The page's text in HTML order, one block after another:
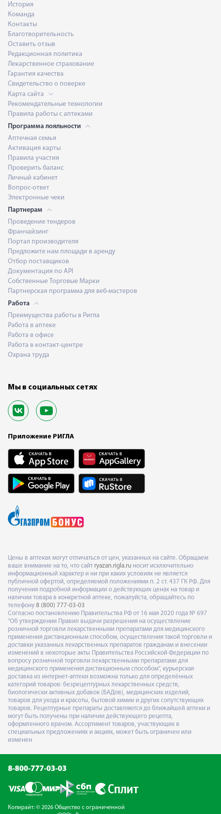
История
Команда
Контакты
Благотворительность
Оставить отзыв
Редакционная политика
Лекарственное страхование
Гарантия качества
Свидетельство о поверке
Карта сайта
Рекомендательные технологии
Правила работы с аптеками
Программа лояльности
Аптечная семья
Активация карты
Правила участия
Проверить баланс
Личный кабинет
Вопрос-ответ
Электронные чеки
Партнерам
Проведение тендеров
Франчайзинг
Портал производителя
Предложите нам площади в аренду
Отбор поставщиков
Документация по API
Собственные Торговые Марки
Партнерская программа для веб-мастеров
Работа
Преимущества работы в Ригла
Работа в аптеке
Работа в офисе
Работа в контакт-центре
Охрана труда
Мы в социальных сетях
Приложение РИГЛА
Цены в аптеках могут отличаться от цен, указанных на сайте. Обращаем
ваше внимание на то, что сайт ryazan.rigla.ru носит исключительно
информационный характер и ни при каких условиях не является
публичной офертой, определяемой положениями п. 2 ст. 437 ГК РФ. Для
получения подробной информации о действующих ценах на товар и
наличии товара в конкретной аптеке, пожалуйста, обращайтесь по
телефону 8 (800) 777-03-03
Согласно постановлению Правительства РФ от 16 мая 2020 года № 697
"Об утверждении Правил выдачи разрешения на осуществление
розничной торговли лекарственными препаратами для медицинского
применения дистанционным способом, осуществления такой торговли и
доставки указанных лекарственных препаратов гражданам и внесении
изменений в некоторые акты Правительства Российской Федерации по
вопросу розничной торговли лекарственными препаратами для
медицинского применения дистанционным способом", курьерская
доставка из интернет-аптеки возможна только для определённых
категорий товаров: безрецептурных лекарственных средств,
биологически активных добавок (БАДов), медицинских изделий,
товаров для ухода и красоты, бытовой химии и других сопутствующих
товаров. Рецептурные препараты доставляются до ближайшей аптеки и
могут быть получены при наличии действующего рецепта,
оформленного врачом. Ассортимент товаров, участвующих в
специальных предложениях и акциях, может быть ограничен или
изменен
8-800-777-03-03
Копирайт: © 2026 Общество с ограниченной